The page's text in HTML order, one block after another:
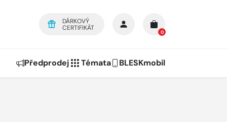
DÁRKOVÝ
CERTIFIKÁT
0
Předprodej Témata BLESKmobil